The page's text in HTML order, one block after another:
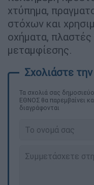
χτύπημα,
στόχων και
οχήματα, πλαστές
μεταμφίεσης.
Τα σχολιά σας
ΕΘΝΟΣ θα παρεμβαίνει
διαγράφονται